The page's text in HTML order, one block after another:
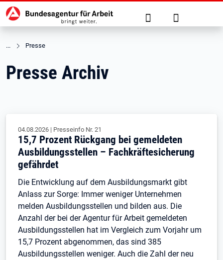
zu den Hauptinhalten springen
Hauptnavigation Suche Anmelden
Presse
Presse Archiv
04.08.2026 | Presseinfo Nr. 21
15,7 Prozent Rückgang bei gemeldeten
Ausbildungsstellen – Fachkräftesicherung
gefährdet
Die Entwicklung auf dem Ausbildungsmarkt gibt
Anlass zur Sorge: Immer weniger Unternehmen
melden Ausbildungsstellen und bilden aus. Die
Anzahl der bei der Agentur für Arbeit gemeldeten
Ausbildungsstellen hat im Vergleich zum Vorjahr um
15,7 Prozent abgenommen, das sind 385
Ausbildungsstellen weniger. Auch die Zahl der neu